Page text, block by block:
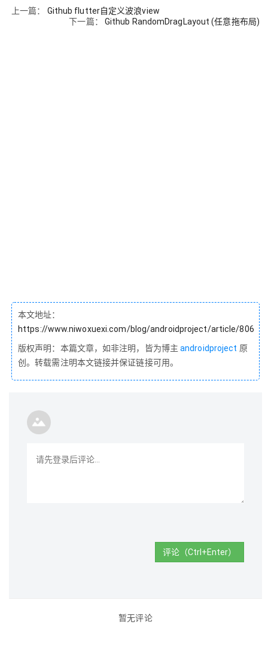
上一篇： Github flutter自定义波浪view
下一篇： Github RandomDragLayout (任意拖布局)
本文地址：
https://www.niwoxuexi.com/blog/androidproject/article/806
版权声明：本篇文章，如非注明，皆为博主androidproject 原
创。转载需注明本文链接并保证链接可用。
评论（Ctrl+Enter）
暂无评论